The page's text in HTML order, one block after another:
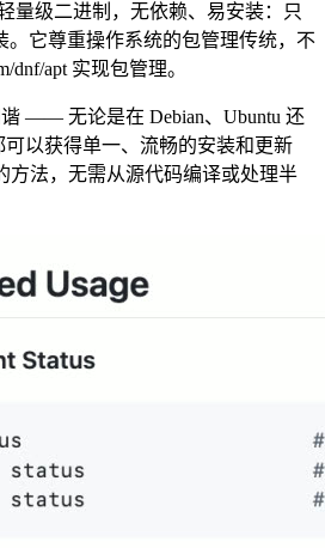
量级二进制，无依赖、易安装：只
。它尊重操作系统的包管理传统，不
dnf/apt 实现包管理。
—— 无论是在 Debian、Ubuntu 还
可以获得单一、流畅的安装和更新
方法，无需从源代码编译或处理半